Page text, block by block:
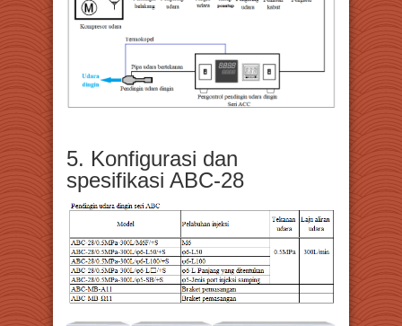
5. Konfigurasi dan
spesifikasi ABC-28